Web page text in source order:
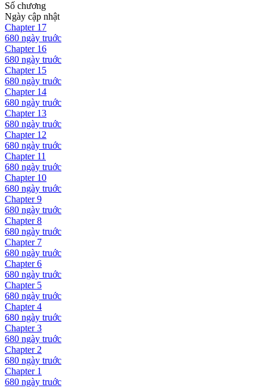
Số chương
Ngày cập nhật
Chapter 17
680 ngày truớc
Chapter 16
680 ngày truớc
Chapter 15
680 ngày truớc
Chapter 14
680 ngày truớc
Chapter 13
680 ngày truớc
Chapter 12
680 ngày truớc
Chapter 11
680 ngày truớc
Chapter 10
680 ngày truớc
Chapter9
680 ngày truớc
Chapter8
680 ngày truớc
Chapter 7
680 ngày truớc
Chapter6
680 ngày truớc
Chapter 5
680 ngày truớc
Chapter4
680 ngày truớc
Chapter3
680 ngày truớc
Chapter2
680 ngày truớc
Chapter 1
680 ngày truớc